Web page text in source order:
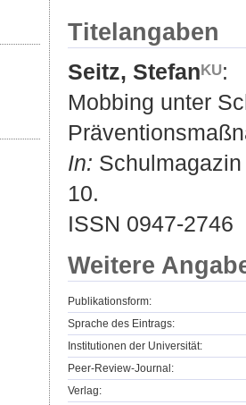
Titelangaben
Seitz, Stefan
:
Mobbing unter
In:
10.
ISSN 0947-2746
Weitere
Publikationsform:
Sprache des Eintrags:
Institutionen der Universität:
Peer-Review-Journal:
Verlag: